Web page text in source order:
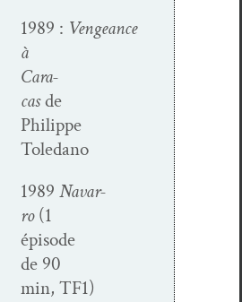
1989 : Vengeance
à
Cara­
casde
Philippe
Toledano
1989 Navar­
ro(1
épisode
de 90
min, TF1)